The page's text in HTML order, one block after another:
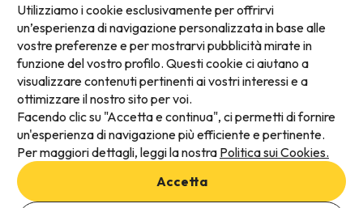
Metodi di pagamento disponibili
Termini e condizioni generali
Protezione dei dati
Utilizziamo i cookie esclusivamente per offrirvi
un’esperienza di navigazione personalizzata in base alle
vostre preferenze e per mostrarvi pubblicità mirate in
funzione del vostro profilo. Questi cookie ci aiutano a
visualizzare contenuti pertinenti ai vostri interessi e a
ottimizzare il nostro sito per voi.
Facendo clic su "Accetta e continua", ci permetti di fornire
un'esperienza di navigazione più efficiente e pertinente.
Per maggiori dettagli, leggi la nostra Politica sui Cookies.
Accetta